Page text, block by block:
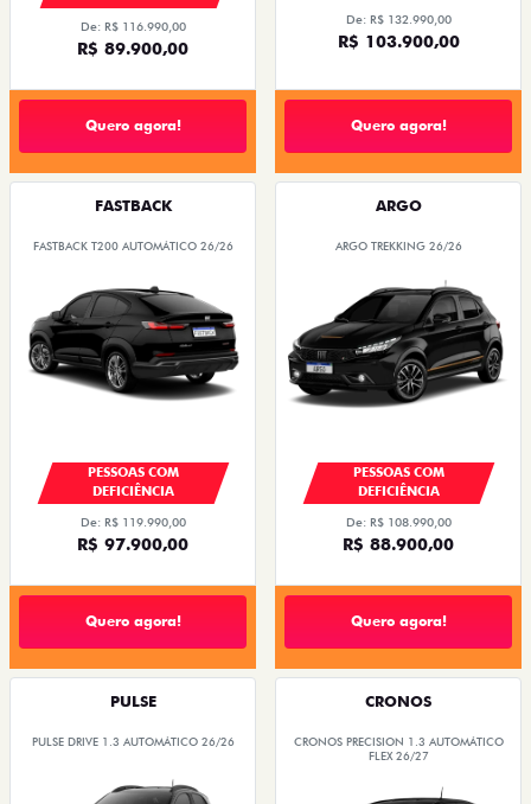
De: R$ 116.990,00
R$ 89.900,00
Quero agora!
De: R$ 132.990,00
R$ 103.900,00
Quero agora!
FASTBACK
FASTBACK T200 AUTOMÁTICO 26/26
PESSOAS COM
DEFICIÊNCIA
De: R$ 119.990,00
R$ 97.900,00
Quero agora!
ARGO
ARGO TREKKING 26/26
PESSOAS COM
DEFICIÊNCIA
De: R$ 108.990,00
R$ 88.900,00
Quero agora!
PULSE
PULSE DRIVE 1.3 AUTOMÁTICO 26/26
CRONOS
CRONOS PRECISION 1.3 AUTOMÁTICO
FLEX 26/27